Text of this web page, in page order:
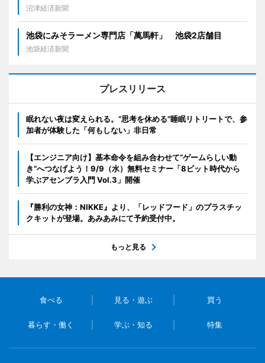
沼津経済新聞
池袋にみそラーメン専門店「萬馬軒」 池袋2店舗目
池袋経済新聞
プレスリリース
眠れない夜は変えられる。“思考を休める”睡眠リトリートで、参
加者が体験した「何もしない」非日常
【エンジニア向け】基本命令を組み合わせて“ゲームらしい動
き”へつなげよう！9/9（水）無料セミナー「8ビット時代から
学ぶアセンブラ入門 Vol.3」開催
『勝利の女神：NIKKE』より、「レッドフード」のプラスチッ
クキットが登場。あみあみにて予約受付中。
もっと見る
食べる 見る・遊ぶ 買う
暮らす・働く 学ぶ・知る 特集